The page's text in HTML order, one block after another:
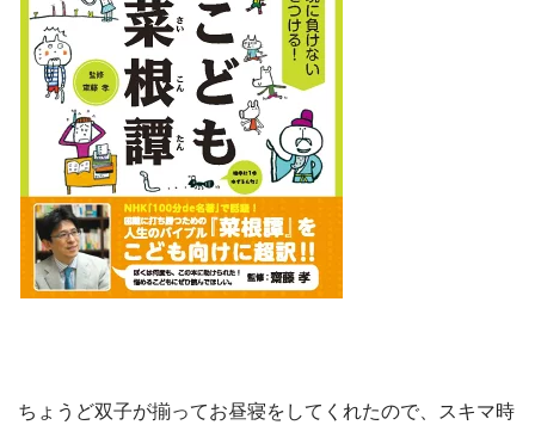
ちょうど双子が揃ってお昼寝をしてくれたので、スキマ時